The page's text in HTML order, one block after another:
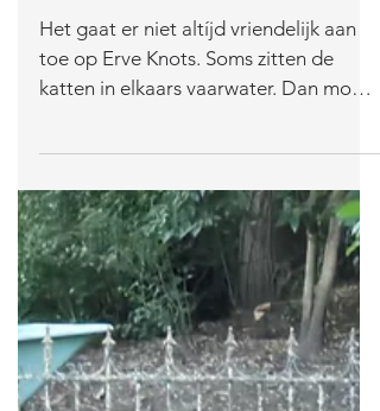
Het gaat er niet altíjd vriendelijk aan
toe op Erve Knots. Soms zitten de
katten in elkaars vaarwater. Dan moet
er even duidelijkheid geschapen
worden. Hier zie je Mattie die tegen
Mica zegt dat ie uit de buurt moet
blijven. Dat gebeurt in duidelijke
bewoordingen. Pasha heeft zich achter
een struik verstopt om alles goed te